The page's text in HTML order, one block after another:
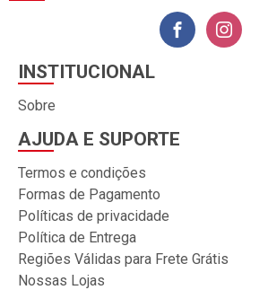
INSTITUCIONAL
Sobre
AJUDA E SUPORTE
Termos e condições
Formas de Pagamento
Políticas de privacidade
Política de Entrega
Regiões Válidas para Frete Grátis
Nossas Lojas